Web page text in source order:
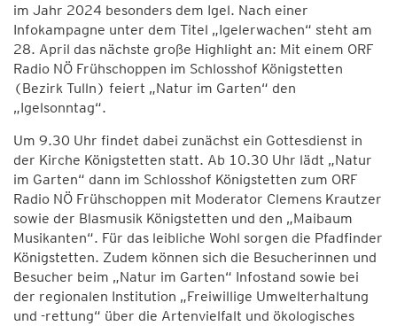
im Jahr 2024 besonders dem Igel. Nach einer
Infokampagne unter dem Titel „Igelerwachen“ steht am
28. April das nächste große Highlight an: Mit einem ORF
Radio NÖ Frühschoppen im Schlosshof Königstetten
(Bezirk Tulln) feiert „Natur im Garten“ den
„Igelsonntag“.
Um 9.30 Uhr findet dabei zunächst ein Gottesdienst in
der Kirche Königstetten statt. Ab 10.30 Uhr lädt „Natur
im Garten“ dann im Schlosshof Königstetten zum ORF
Radio NÖ Frühschoppen mit Moderator Clemens Krautzer
sowie der Blasmusik Königstetten und den „Maibaum
Musikanten“. Für das leibliche Wohl sorgen die Pfadfinder
Königstetten. Zudem können sich die Besucherinnen und
Besucher beim „Natur im Garten“ Infostand sowie bei
der regionalen Institution „Freiwillige Umwelterhaltung
und -rettung“ über die Artenvielfalt und ökologisches